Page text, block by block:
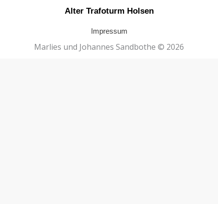
Alter Trafoturm Holsen
Impressum
Marlies und Johannes Sandbothe © 2026